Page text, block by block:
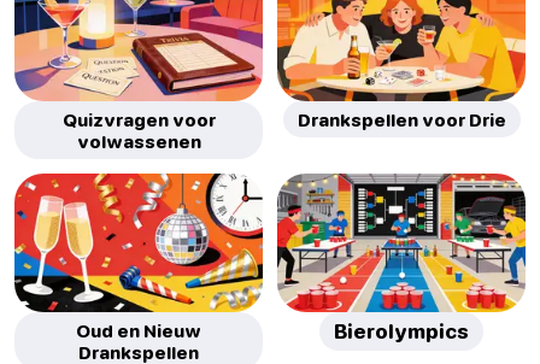
Quizvragen voor
volwassenen
Drankspellen voor Drie
Oud en Nieuw
Drankspellen
Bierolympics